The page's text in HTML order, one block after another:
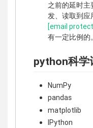
之前的延时
发、读取到应
[email
有一定比例的
python科学
NumPy
pandas
matplotlib
IPython